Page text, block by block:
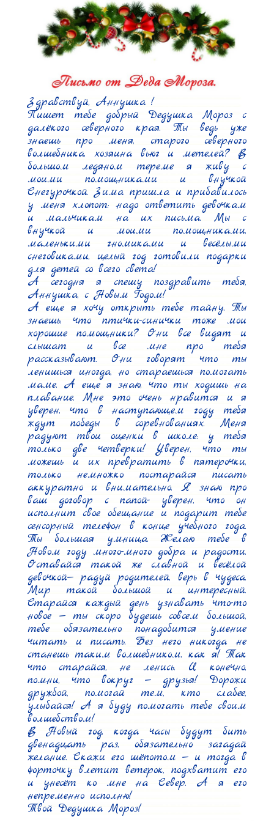
Здравствуй, Аннушка !
Пишет тебе добрый Дедушка Мороз с
далёкого северного края. Ты ведь уже
знаешь про меня, старого северного
волшебника, хозяина вьюг и метелей? В
большом ледяном тереме я живу с
моими помощниками и внучкой
Снегурочкой. Зима пришла и прибавилось
у меня хлопот: надо ответить девочкам
и мальчикам на их письма. Мы с
внучкой и моими помощниками,
маленькими гномиками и весёлыми
снеговиками, целый год готовили подарки
для детей со всего света!
А сегодня я спешу поздравить тебя,
Аннушка, с Новым Годом!
А еще я хочу открыть тебе тайну. Ты
знаешь, что птички-синички тоже мои
хорошие помощники? Они все видят и
слышат и все мне про тебя
рассказывают. Они говорят что ты
ленишься иногда, но стараешься помогать
маме. А еще я знаю, что ты ходишь на
плавание. Мне это очень нравится и я
уверен, что в наступающем году тебя
ждут победы в соревнованиях. Меня
радуют твои оценки в школе: у тебя
только две четверки! Уверен, что ты
можешь и их превратить в пятерочки,
только немножко постарайся писать
аккуратно и внимательно. Я знаю про
ваш договор с папой- уверен, что он
исполнит свое обещание и подарит тебе
сенсорный телефон в конце учебного года.
Ты большая умница. Желаю тебе в
Новом году много-много добра и радости.
Оставайся такой же славной и весёлой
девочкой— радуй родителей, верь в чудеса.
Мир такой большой и интересный.
Старайся каждый день узнавать что-то
новое — ты скоро будешь совсем большой,
тебе обязательно понадобится умение
читать и писать. Без него никогда не
станешь таким волшебником, как я! Так
что старайся, не ленись. И конечно,
помни, что вокруг — друзья! Дорожи
дружбой, помогай тем, кто слабее,
улыбайся! А я буду помогать тебе своим
волшебством!
В Новый год, когда часы будут бить
двенадцать раз, обязательно загадай
желание. Скажи его шёпотом — и тогда в
форточку влетит ветерок, подхватит его
и унесёт ко мне на Север. А я его
непременно исполню!
Твой Дедушка Мороз!